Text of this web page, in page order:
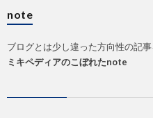
note
ブログとは少し違った方向性の記
ミキペディアのこぼれたnote